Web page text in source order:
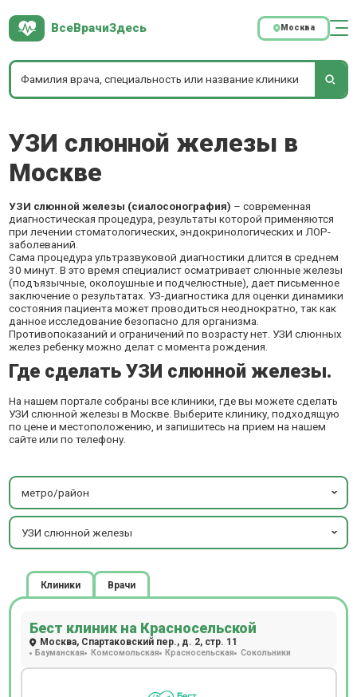
ВсеВрачиЗдесь Москва
УЗИ слюнной железы в
Москве
УЗИ слюнной железы (сиалосонография) – современная
диагностическая процедура, результаты которой применяются
при лечении стоматологических, эндокринологических и ЛОР-
заболеваний.
Сама процедура ультразвуковой диагностики длится в среднем
30 минут. В это время специалист осматривает слюнные железы
(подъязычные, околоушные и подчелюстные), дает письменное
заключение о результатах. УЗ-диагностика для оценки динамики
состояния пациента может проводиться неоднократно, так как
данное исследование безопасно для организма.
Противопоказаний и ограничений по возрасту нет. УЗИ слюнных
желез ребенку можно делат с момента рождения.
Где сделать УЗИ слюнной железы.
На нашем портале собраны все клиники, где вы можете сделать
УЗИ слюнной железы в Москве. Выберите клинику, подходящую
по цене и местоположению, и запишитесь на прием на нашем
сайте или по телефону.
метро/район
УЗИ слюнной железы
Клиники Врачи
Бест клиник на Красносельской
Москва, Спартаковский пер., д. 2, стр. 11
Бауманская Комсомольская Красносельская Сокольники